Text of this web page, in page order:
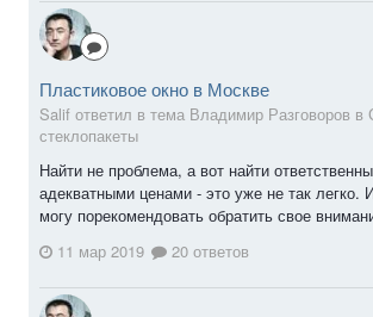
Пластиковое окно в Москве
Salif ответил в тема Владимир Разговоров в
стеклопакеты
Найти не проблема, а вот найти
адекватными ценами - это уже не так легко.
могу порекомендовать обратить свое
11 мар 2019
20 ответов